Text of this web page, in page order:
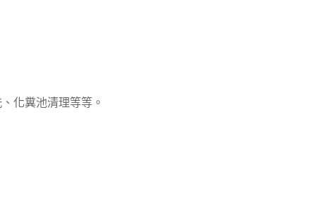
化糞池清理等等。